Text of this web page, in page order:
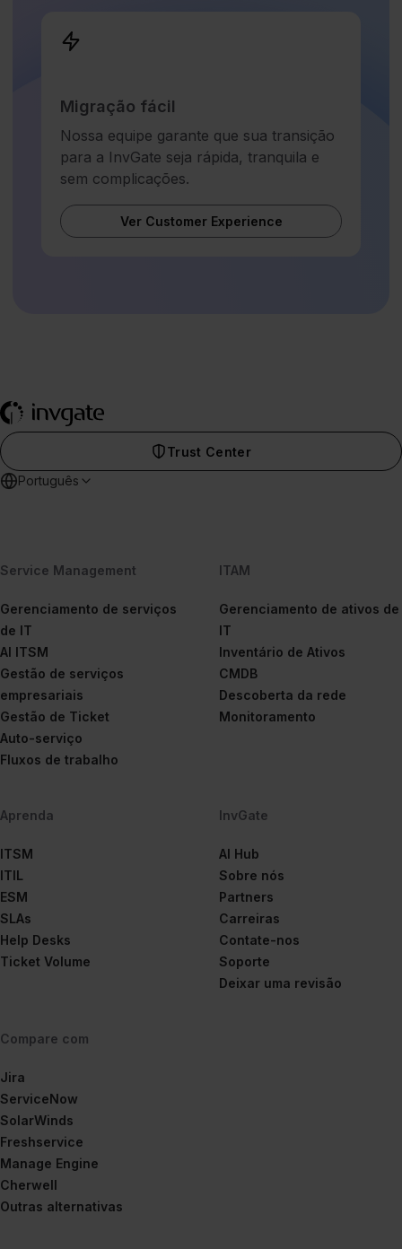
Migração fácil
Nossa equipe garante que sua transição
para a InvGate seja rápida, tranquila e
sem complicações.
Ver Customer Experience
Trust Center
Português
Service Management
Gerenciamento de serviços
de IT
AI ITSM
Gestão de serviços
empresariais
Gestão de Ticket
Auto-serviço
Fluxos de trabalho
ITAM
Gerenciamento de ativos de
IT
Inventário de Ativos
CMDB
Descoberta da rede
Monitoramento
Aprenda
ITSM
ITIL
ESM
SLAs
Help Desks
Ticket Volume
InvGate
AI Hub
Sobre nós
Partners
Carreiras
Contate-nos
Soporte
Deixar uma revisão
Compare com
Jira
ServiceNow
SolarWinds
Freshservice
Manage Engine
Cherwell
Outras alternativas